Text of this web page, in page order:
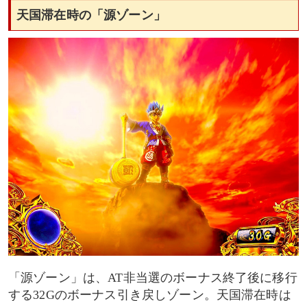
天国滞在時の「源ゾーン」
「源ゾーン」は、AT非当選のボーナス終了後に移行
する32Gのボーナス引き戻しゾーン。天国滞在時は